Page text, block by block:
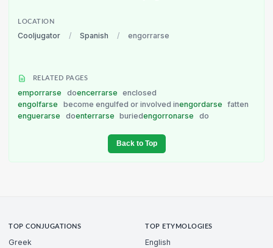
LOCATION
Cooljugator / Spanish / engorrarse
RELATED PAGES
emporrarse doencerrarse
enclosed
engolfarse
become engulfed or involved inengordarse
fatten
enguerarse
doenterrarse buriedengorronarse do
Back to Top
TOP CONJUGATIONS
Greek
TOP ETYMOLOGIES
English